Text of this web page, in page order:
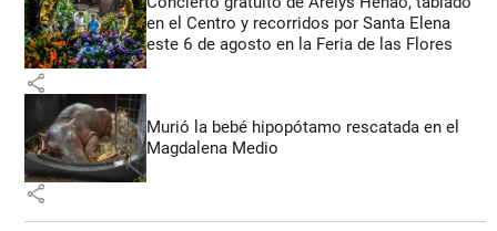
en el Centro y recorridos por Santa Elena
este 6 de agosto en la Feria de las Flores
share
Murió la bebé hipopótamo rescatada en el
Magdalena Medio
share